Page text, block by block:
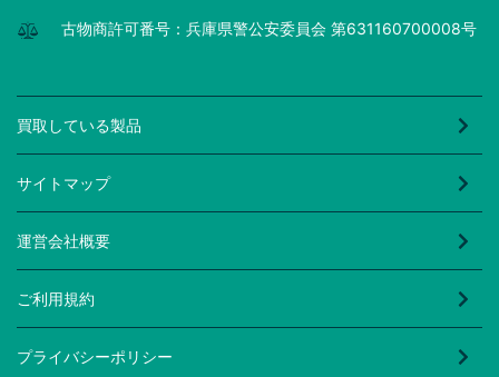
古物商許可番号：兵庫県警公安委員会 第631160700008号
買取している製品
サイトマップ
運営会社概要
ご利用規約
プライバシーポリシー